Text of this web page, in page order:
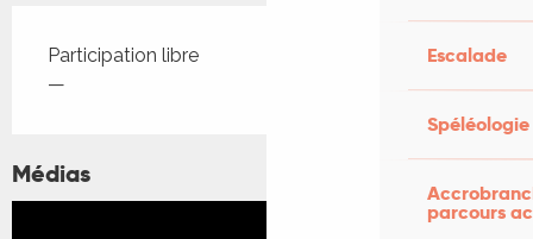
Escalade
Spéléologie
parcours
Tarifs 2026
Participation libre
—
Médias